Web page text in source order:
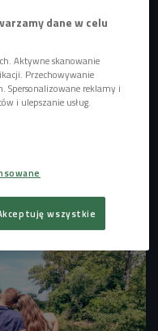
dom. publiczna
dane w celu
Aktywne skanowanie
Przechowywanie
Spersonalizowane reklamy i
i ulepszanie usług.
wszystkie